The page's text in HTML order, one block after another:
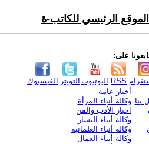
الموقع الرئيسي للكاتب-ة
على:
الفيسبوك التويتر اليوتيوب RSS
بنا
أخبار عامة
وكالة أنباء المرأة
اخبار الأدب والفن
وكالة أنباء اليسار
وكالة أنباء العلمانية
وكالة أنباء العمال